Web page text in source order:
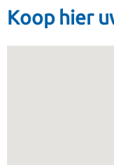
Koop hier